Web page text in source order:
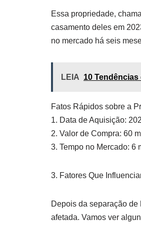
Essa propriedade,
casamento deles em
no mercado há seis
LEIA 10
Fatos Rápidos sobre a
1. Data de Aquisição:
2. Valor de Compra: 60
3. Tempo no Mercado: 6
3. Fatores Que
Depois da separação
afetada. Vamos ver